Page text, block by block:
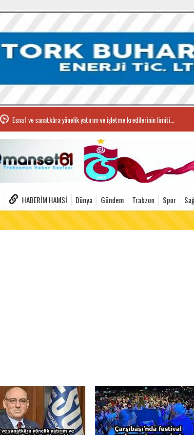
Esnaf ve sanatkâra yönelik yatırım ve işletme kredilerinin limiti...
HABERIM HAMSI Dünya Gündem Trabzon Spor